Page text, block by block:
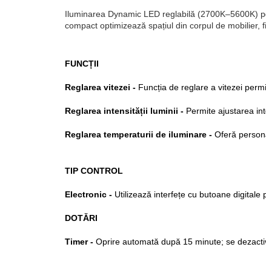
Iluminarea Dynamic LED reglabilă (2700K–5600K)
compact optimizează spațiul din corpul de mobilier,
FUNCȚII
Reglarea vitezei - Funcția de reglare a vitezei
Reglarea intensității luminii - Permite ajustarea
Reglarea temperaturii de iluminare - Oferă
TIP CONTROL
Electronic - Utilizează interfețe cu butoane digitale
DOTĂRI
Timer - Oprire automată după 15 minute; se